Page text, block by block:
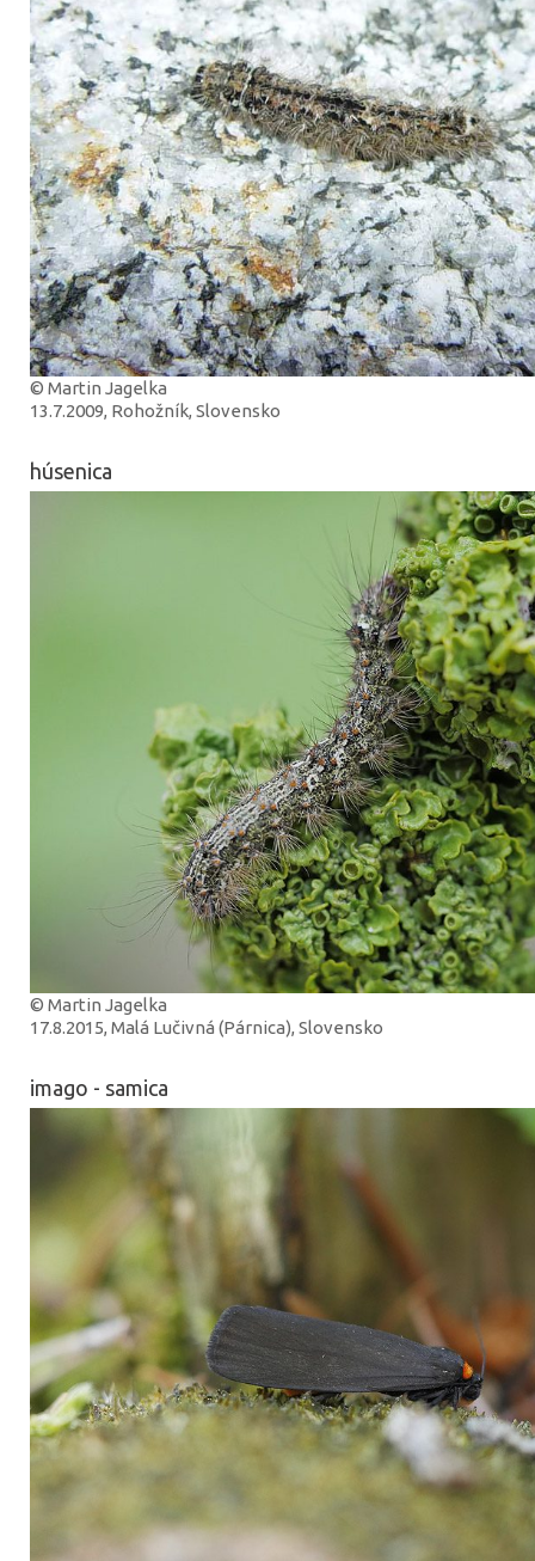
© Martin Jagelka
13.7.2009, Rohožník, Slovensko
húsenica
© Martin Jagelka
17.8.2015, Malá Lučivná (Párnica), Slovensko
imago - samica